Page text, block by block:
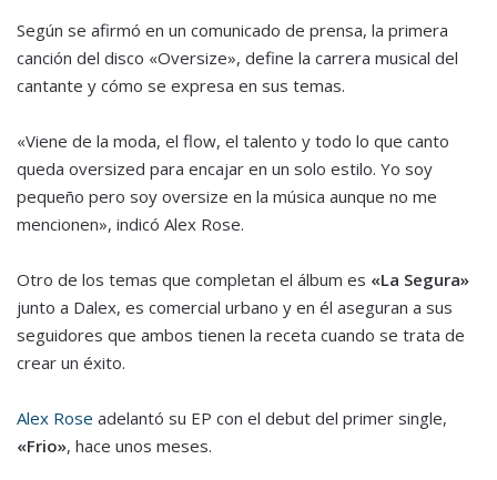
Según se afirmó en un comunicado de prensa, la primera
canción del disco «Oversize», define la carrera musical del
cantante y cómo se expresa en sus temas.
«Viene de la moda, el flow, el talento y todo lo que canto
queda oversized para encajar en un solo estilo. Yo soy
pequeño pero soy oversize en la música aunque no me
mencionen», indicó Alex Rose.
Otro de los temas que completan el álbum es «La Segura»
junto a Dalex, es comercial urbano y en él aseguran a sus
seguidores que ambos tienen la receta cuando se trata de
crear un éxito.
Alex Rose adelantó su EP con el debut del primer single,
«Frio», hace unos meses.